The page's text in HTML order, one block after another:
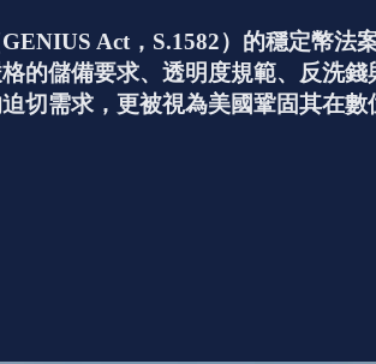
Act，S.1582）的穩定幣
的儲備要求、透明度規範、反洗
切需求，更被視為美國鞏固其在數